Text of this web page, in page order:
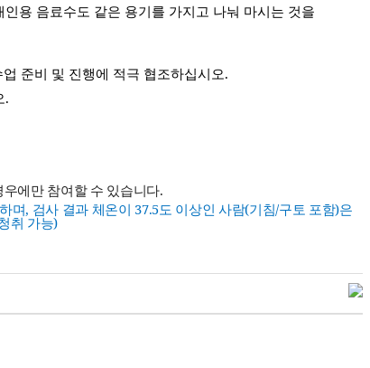
인용 음료수도 같은 용기를 가지고 나눠 마시는 것을
준비 및 진행에 적극 협조하십시오.
.
에만 참여할 수 있습니다.
며, 검사 결과 체온이 37.5도 이상인 사람(기침/구토 포함)은
취 가능)